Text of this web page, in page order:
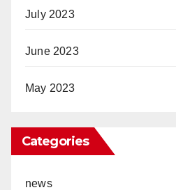
July 2023
June 2023
May 2023
Categories
news